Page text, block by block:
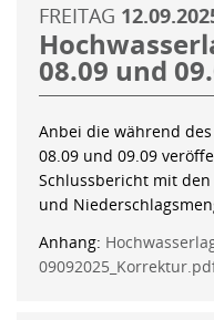
FREITAG
08.09 und
Anbei die während
08.09 und 09.09
Schlussbericht mit
und
Anhang: